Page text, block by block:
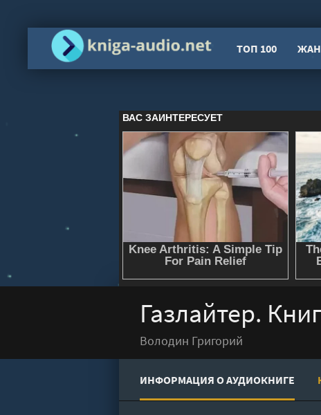
ТОП 100
Газлайтер.
Володин Григорий
ИНФОРМАЦИЯ О АУДИОКНИГЕ